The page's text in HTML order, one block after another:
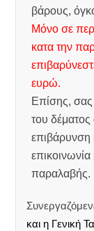
βάρους,
Μόνο σε
κατα την
ευρώ.
Επίσης,
του
επιβάρυνση
παραλαβής.
και η Γενική